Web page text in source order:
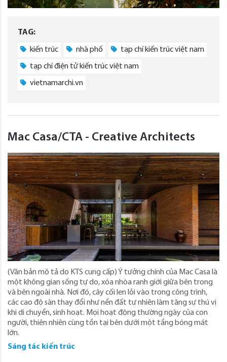
TAG:
kiến trúc nhà phố tạp chí kiến trúc việt nam
tạp chí điện tử kiến trúc việt nam
vietnamarchi.vn
Mac Casa/CTA - Creative Architects
(Văn bản mô tả do KTS cung cấp) Ý tưởng chính của Mac Casa là
một không gian sống tự do, xóa nhòa ranh giới giữa bên trong
và bên ngoài nhà. Nơi đó, cây cối len lỏi vào trong công trình,
các cao độ sàn thay đổi như nền đất tự nhiên làm tăng sự thú vị
khi di chuyển, sinh hoạt. Mọi hoạt động thường ngày của con
người, thiên nhiên cùng tồn tại bên dưới một tầng bóng mát
lớn.
Sáng tác kiến trúc